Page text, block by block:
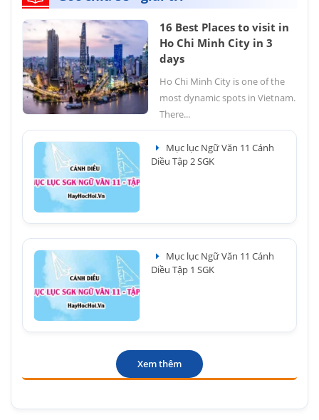
16 Best Places to visit in
Ho Chi Minh City in 3
days
Ho Chi Minh City is one of the
most dynamic spots in Vietnam.
There...
Mục lục Ngữ Văn 11 Cánh
Diều Tập 2 SGK
Mục lục Ngữ Văn 11 Cánh
Diều Tập 1 SGK
Xem thêm